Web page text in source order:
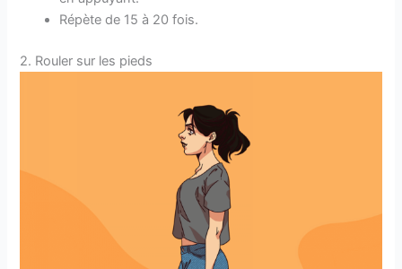
Répète de 15 à 20 fois.
2. Rouler sur les pieds